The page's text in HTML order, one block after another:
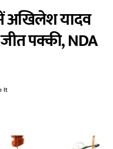
अखिलेश यादव
पक्की, NDA